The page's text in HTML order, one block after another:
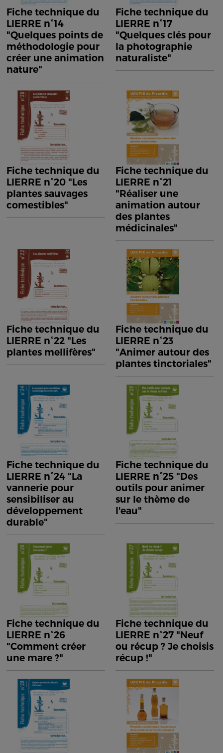
Fiche technique du
LIERRE n°14
"Quelques points de
méthodologie pour
créer une animation
nature"
Fiche technique du
LIERRE n°17
"Quelques clés pour
la photographie
naturaliste"
Fiche technique du
LIERRE n°20 "Les
plantes sauvages
comestibles"
Fiche technique du
LIERRE n°21
"Réaliser une
animation autour
des plantes
médicinales"
Fiche technique du
LIERRE n°22 "Les
plantes mellifères"
Fiche technique du
LIERRE n°23
"Animer autour des
plantes tinctoriales"
Fiche technique du
LIERRE n°24 "La
vannerie pour
sensibiliser au
développement
durable"
Fiche technique du
LIERRE n°25 "Des
outils pour animer
sur le thème de
l'eau"
Fiche technique du
LIERRE n°26
"Comment créer
une mare ?"
Fiche technique du
LIERRE n°27 "Neuf
ou récup ? Je choisis
récup !"